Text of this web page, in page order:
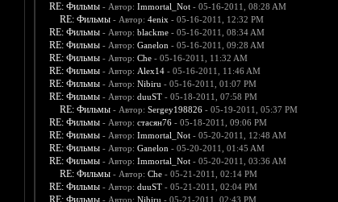
RE: Фильмы - Автор: Immortal_Not- 05-16-2011, 08:28 AM
RE: Фильмы - Автор: 4enix - 05-16-2011, 12:32 PM
RE: Фильмы - Автор: blackme- 05-16-2011, 08:34 AM
RE: Фильмы - Автор: Ganelon - 05-16-2011, 09:28 AM
RE: Фильмы - Автор: Che- 05-16-2011, 11:32 AM
RE: Фильмы - Автор: Alex14- 05-16-2011, 11:46 AM
RE: Фильмы - Автор: Nibiru - 05-16-2011, 01:07 PM
RE: Фильмы - Автор: duuST- 05-18-2011, 07:58 PM
RE: Фильмы - Автор: Sergey198826- 05-19-2011, 05:37 PM
RE: Фильмы - Автор: стасян76- 05-18-2011, 09:06 PM
RE: Фильмы - Автор: Immortal_Not- 05-20-2011, 12:48 AM
RE: Фильмы - Автор: Ganelon - 05-20-2011, 01:45 AM
RE: Фильмы - Автор: Immortal_Not- 05-20-2011, 03:36 AM
RE: Фильмы - Автор: Che- 05-21-2011, 02:14 PM
RE: Фильмы - Автор: duuST- 05-21-2011, 02:04 PM
RE: Фильмы - Автор: Nibiru - 05-21-2011, 02:43 PM